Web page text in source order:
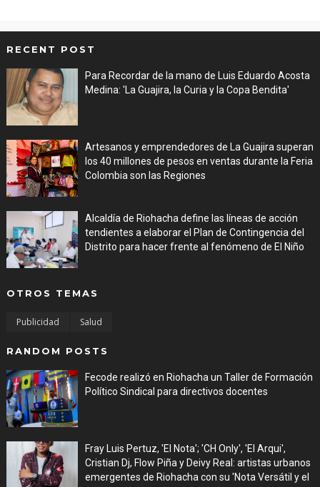
RECENT POST
Para Recordar de la mano de Luis Eduardo Acosta
Medina: 'La Guajira, la Curia y la Copa Bendita'
Artesanos y emprendedores de La Guajira superan
los 40 millones de pesos en ventas durante la Feria
Colombia son las Regiones
Alcaldía de Riohacha define las líneas de acción
tendientes a elaborar el Plan de Contingencia del
Distrito para hacer frente al fenómeno de El Niño
OTROS TEMAS
Publicidad Salud
RANDOM POSTS
Fecode realizó en Riohacha un Taller de Formación
Político Sindical para directivos docentes
Fray Luis Pertuz, 'El Nota'; 'CH Only', 'El Arqui',
Cristian Dj, Flow Piña y Deivy Real: artistas urbanos
emergentes de Riohacha con su 'Nota Versátil y el